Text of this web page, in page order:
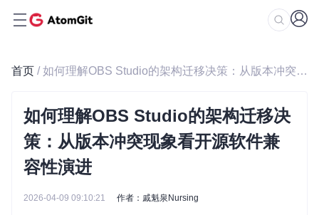
首页 / 如何理解OBS Studio的架构迁移决策：从版本冲突现象看开源软件兼容性演进
如何理解OBS Studio的架构迁移决
策：从版本冲突现象看开源软件兼
容性演进
2026-04-09 09:10:21 作者：戚魁泉Nursing